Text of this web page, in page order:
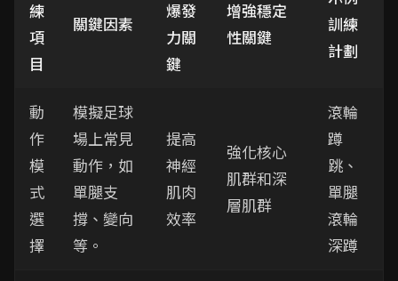
練
項
目
關鍵因素
爆發
力關
鍵
增強穩定
性關鍵
訓練
計劃
動
作
模
式
選
擇
模擬足球
場上常見
動作，如
單腿支
撐、變向
等。
提高
神經
肌肉
效率
強化核心
肌群和深
層肌群
滾輪
蹲
跳、
單腿
滾輪
深蹲